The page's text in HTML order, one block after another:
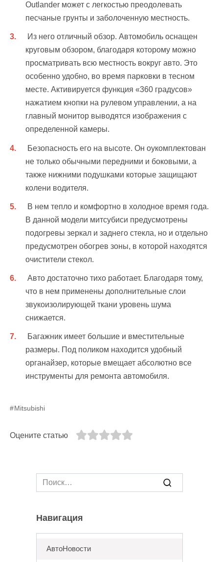
Outlander может с легкостью преодолевать
песчаные грунты и заболоченную местность.
Из него отличный обзор. Автомобиль оснащен
круговым обзором, благодаря которому можно
просматривать всю местность вокруг авто. Это
особенно удобно, во время парковки в тесном
месте. Активируется функция «360 градусов»
нажатием кнопки на рулевом управлении, а на
главный монитор выводятся изображения с
определенной камеры.
Безопасность его на высоте. Он оукомплектован
не только обычными передними и боковыми, а
также нижними подушками которые защищают
колени водителя.
В нем тепло и комфортно в холодное время года.
В данной модели митсубиси предусмотрены
подогревы зеркал и заднего стекла, но и отдельно
предусмотрен обогрев зоны, в которой находятся
очистители стекол.
Авто достаточно тихо работает. Благодаря тому,
что в нем применены дополнительные слои
звукоизолирующей ткани уровень шума
снижается.
Багажник имеет большие и вместительные
размеры. Под поликом находится удобный
органайзер, которые вмещает абсолютно все
инструменты для ремонта автомобиля.
Mitsubishi
Оцените статью
Search
for:
Навигация
АвтоНовости